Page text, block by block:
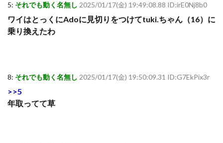
5: それでも動く名無し 2025/01/17(金) 19:49:08.88 ID:irE0Nj8b0
ワイはとっくにAdoに見切りをつけてtuki.ちゃん（16）に
乗り換えたわ
8: それでも動く名無し 2025/01/17(金) 19:50:09.31 ID:G7EkPix3r
>>5
年取ってて草